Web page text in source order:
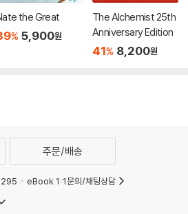
the Great
% 5,900원
The Alchemist 25th
Anniversary Edition
41% 8,200원
주문/배송
eBook 1:1문의/채팅상담